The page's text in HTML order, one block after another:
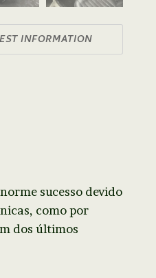
INFORMATION
sucesso devido
como por
dos últimos